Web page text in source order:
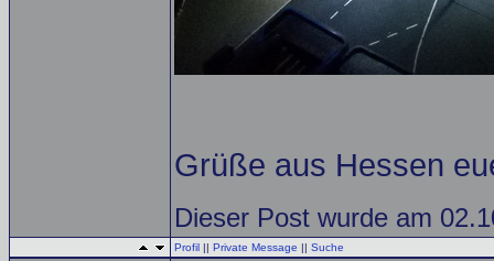
Grüße aus Hessen
Dieser Post wurde am
Profil || Private Message || Suche